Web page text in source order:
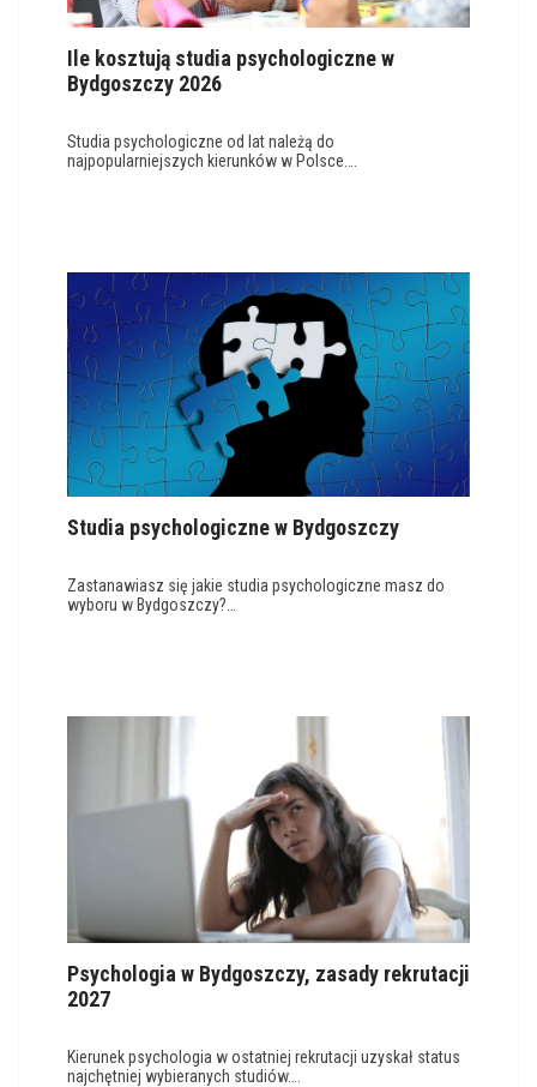
Ile kosztują studia psychologiczne w
Bydgoszczy 2026
Studia psychologiczne od lat należą do
najpopularniejszych kierunków w Polsce….
Studia psychologiczne w Bydgoszczy
Zastanawiasz się jakie studia psychologiczne masz do
wyboru w Bydgoszczy?…
Psychologia w Bydgoszczy, zasady rekrutacji
2027
Kierunek psychologia w ostatniej rekrutacji uzyskał status
najchętniej wybieranych studiów….